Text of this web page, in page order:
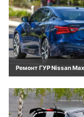
Ремонт ГУР Nissan